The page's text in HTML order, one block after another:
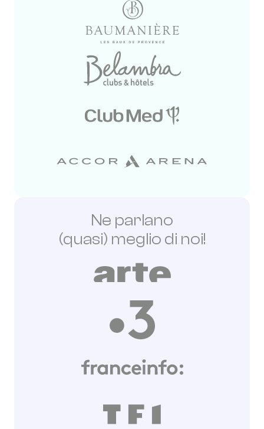
Ne parlano
(quasi) meglio di noi!